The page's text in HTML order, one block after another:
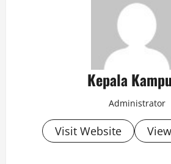
Kepala
Administrator
Visit Website